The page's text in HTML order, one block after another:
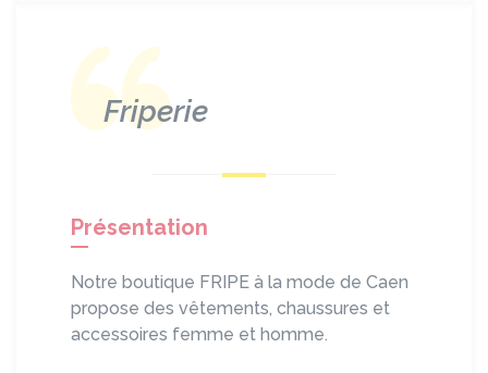
Friperie
Présentation
Notre boutique FRIPE à la mode de Caen
propose des vêtements, chaussures et
accessoires femme et homme.